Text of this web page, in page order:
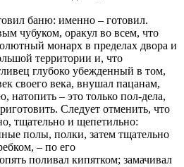
баню: именно – готовил.
чубуком, оракул во всем, что
монарх в пределах двора и
территории и, что
глубоко убежденный в том,
своего века, внушал пацанам,
– это только пол-дела,
Следует отменить, что
тщательно и щепетильно:
полы, полки, затем тщательно
– по его
поливал кипятком; замачивал